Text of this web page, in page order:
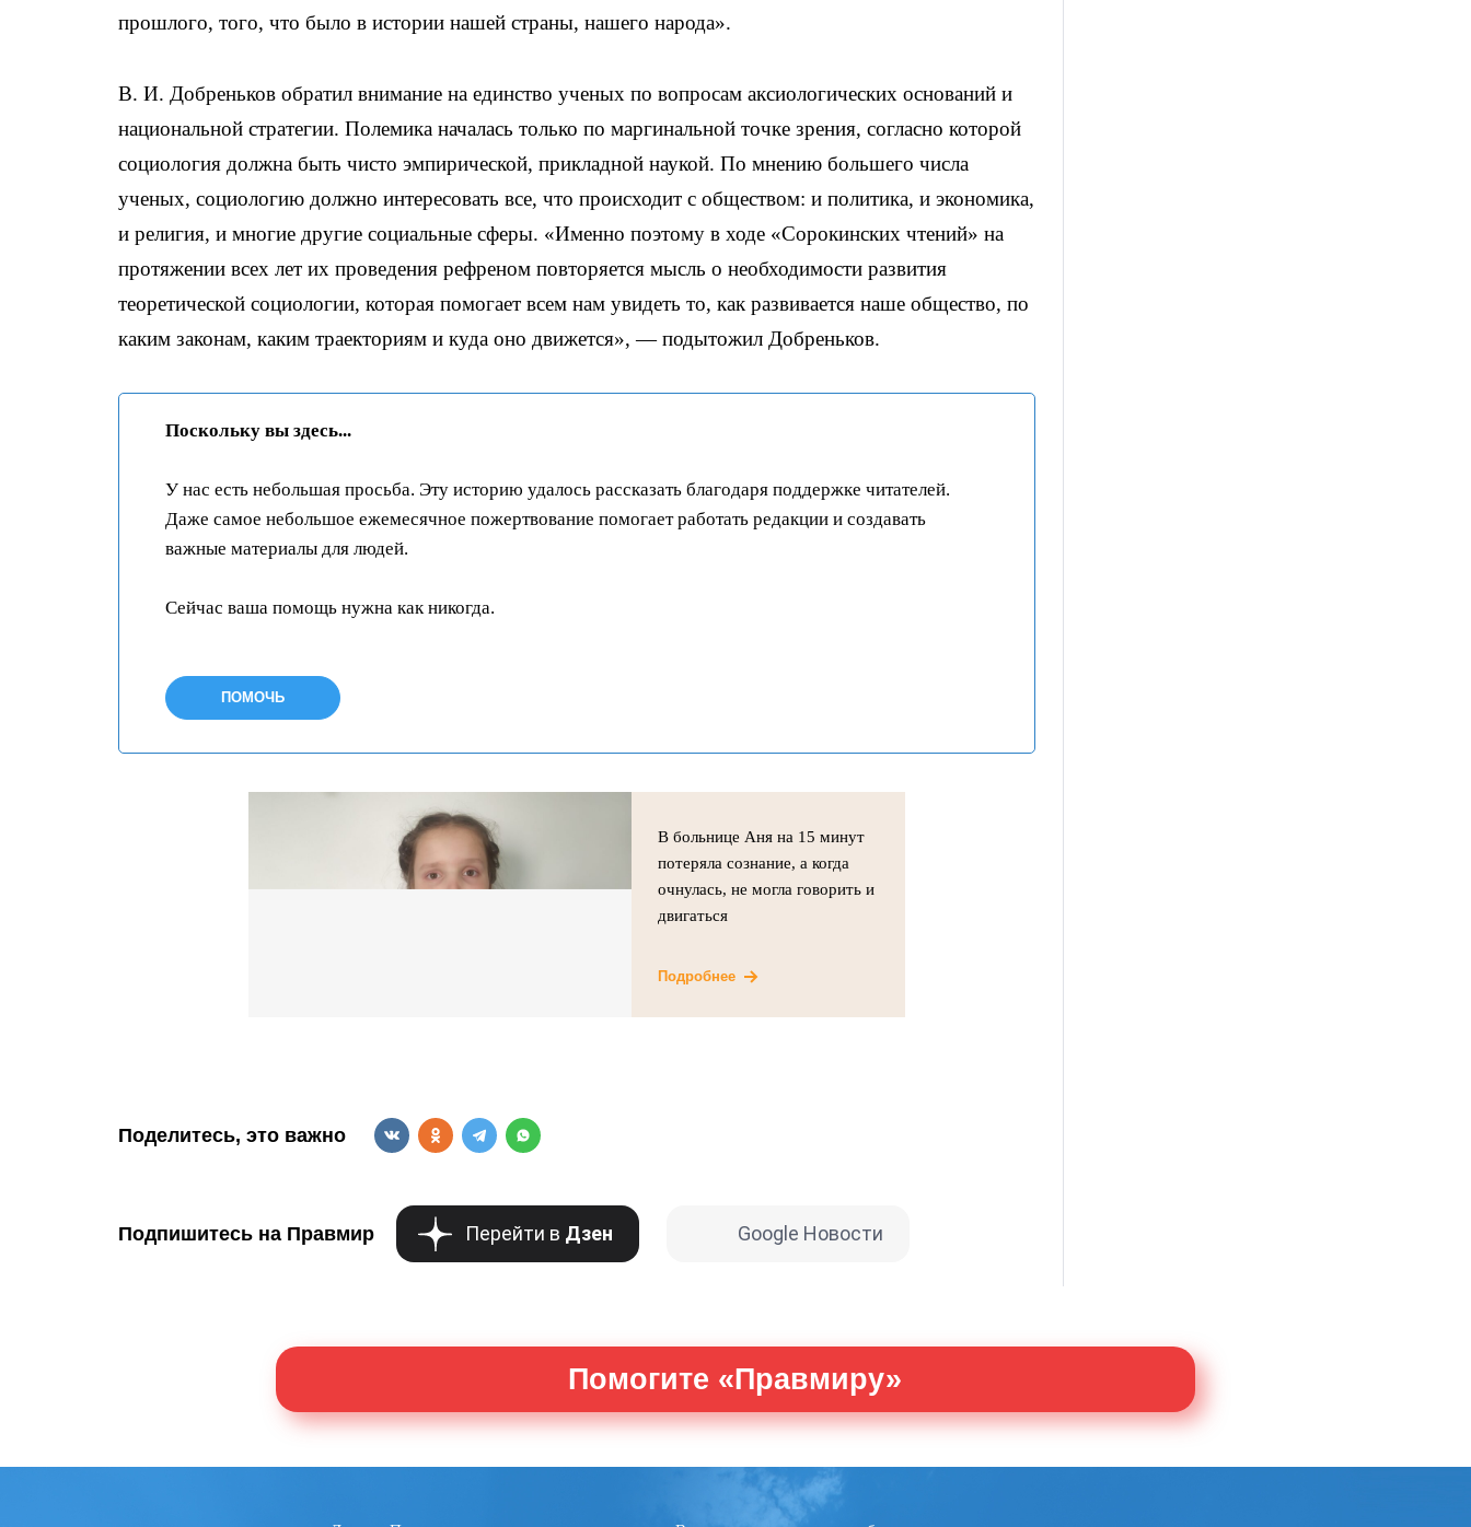
прошлого, того, что было в истории нашей страны, нашего народа».
В. И. Добреньков обратил внимание на единство ученых по вопросам аксиологических оснований и
национальной стратегии. Полемика началась только по маргинальной точке зрения, согласно которой
социология должна быть чисто эмпирической, прикладной наукой. По мнению большего числа
ученых, социологию должно интересовать все, что происходит с обществом: и политика, и экономика,
и религия, и многие другие социальные сферы. «Именно поэтому в ходе «Сорокинских чтений» на
протяжении всех лет их проведения рефреном повторяется мысль о необходимости развития
теоретической социологии, которая помогает всем нам увидеть то, как развивается наше общество, по
каким законам, каким траекториям и куда оно движется», — подытожил Добреньков.
Поскольку вы здесь...
У нас есть небольшая просьба. Эту историю удалось рассказать благодаря поддержке читателей.
Даже самое небольшое ежемесячное пожертвование помогает работать редакции и создавать
важные материалы для людей.
Сейчас ваша помощь нужна как никогда.
ПОМОЧЬ
В больнице Аня на 15 минут
потеряла сознание, а когда
очнулась, не могла говорить и
двигаться
Подробнее
Поделитесь, это важно
Подпишитесь на Правмир Перейти в Дзен Google Новости
Помогите «Правмиру»